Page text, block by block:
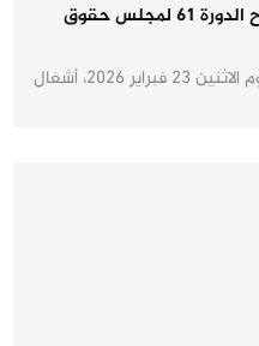
المغرب يشارك بوفد رفيع في افتتاح الدورة 61 لمجلس حقوق
المشهدTV - هيئة التحرير افتُتحت، اليوم الاثنين 23 فبراير 2026، أشغال